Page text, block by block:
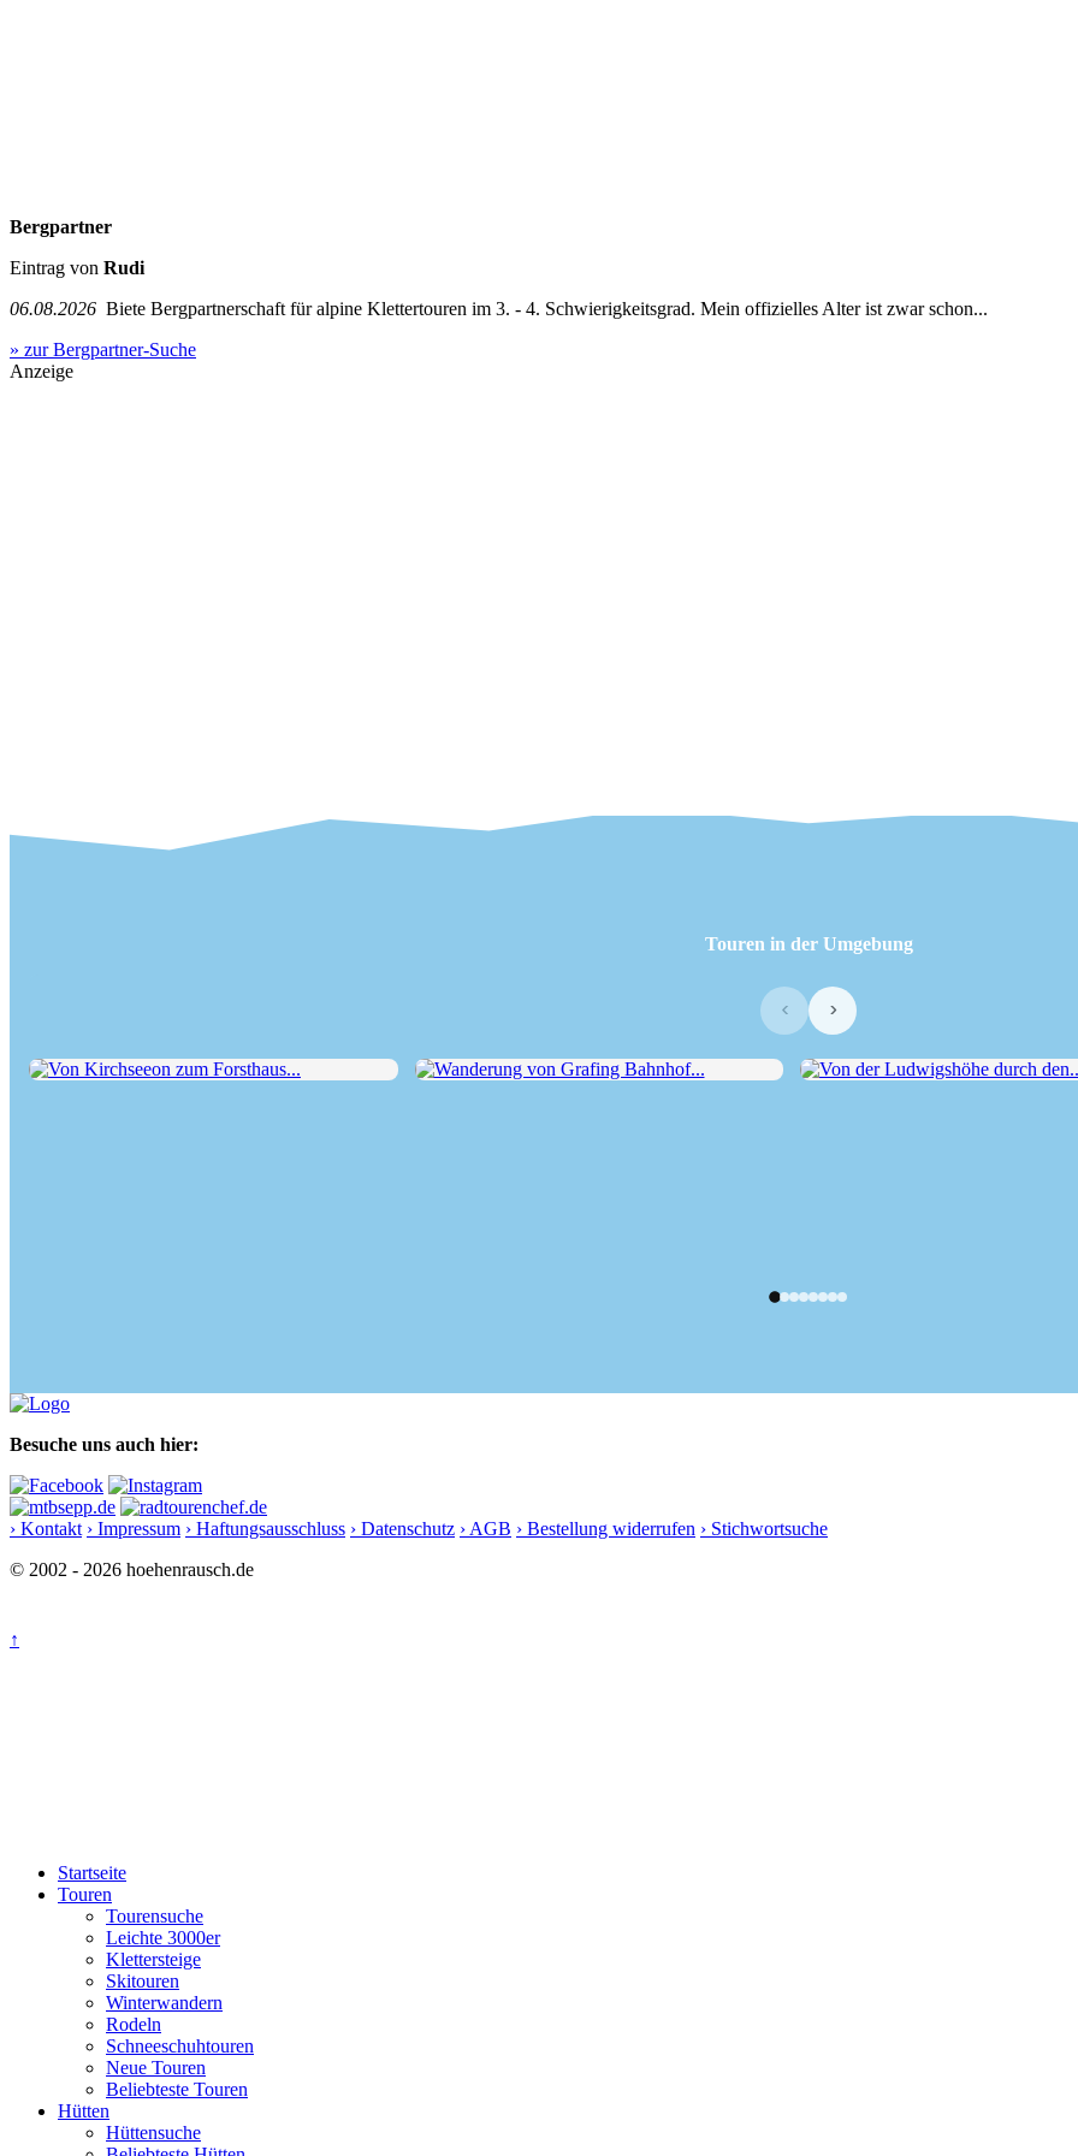
Bergpartner
Eintrag von Rudi
06.08.2026 Biete Bergpartnerschaft für alpine Klettertouren im 3. - 4. Schwierigkeitsgrad. Mein offizielles Alter ist zwar schon...
» zur Bergpartner-Suche
Anzeige
Touren in der Umgebung
‹ ›
Besuche uns auch hier:
› Kontakt › Impressum › Haftungsausschluss › Datenschutz › AGB › Bestellung widerrufen › Stichwortsuche
© 2002 - 2026 hoehenrausch.de
↑
Startseite
Touren
Tourensuche
Leichte 3000er
Klettersteige
Skitouren
Winterwandern
Rodeln
Schneeschuhtouren
Neue Touren
Beliebteste Touren
Hütten
Hüttensuche